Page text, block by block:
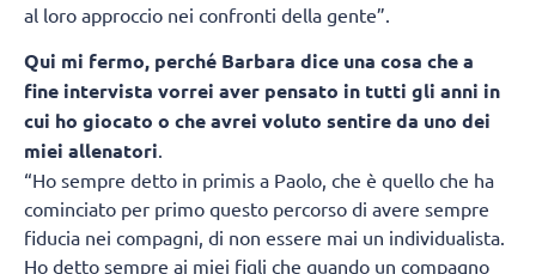
al loro approccio nei confronti della gente”.
Qui mi fermo, perché Barbara dice una cosa che a
fine intervista vorrei aver pensato in tutti gli anni in
cui ho giocato o che avrei voluto sentire da uno dei
miei allenatori.
“Ho sempre detto in primis a Paolo, che è quello che ha
cominciato per primo questo percorso di avere sempre
fiducia nei compagni, di non essere mai un individualista.
Ho detto sempre ai miei figli che quando un compagno